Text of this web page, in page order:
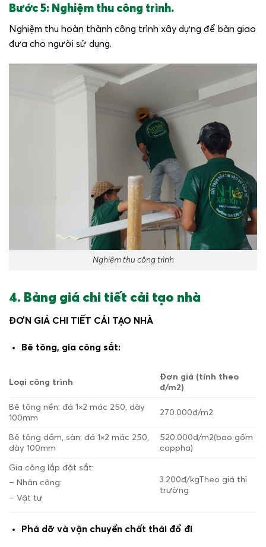
Bước 5: Nghiệm thu công trình.
Nghiệm thu hoàn thành công trình xây dựng để bàn giao
đưa cho người sử dụng.
Nghiệm thu công trình
4. Bảng giá chi tiết cải tạo nhà
ĐƠN GIÁ CHI TIẾT CẢI TẠO NHÀ
Bê tông, gia công sắt:
Loại công trình
Đơn giá (tính theo
đ/m2)
Bê tông nền: đá 1×2 mác 250, dày
100mm
270.000đ/m2
Bê tông dầm, sàn: đá 1×2 mác 250,
dày 100mm
520.000đ/m2(bao gồm
coppha)
Gia công lắp đặt sắt:
– Nhân công:
– Vật tư
3.200đ/kg Theo giá thị
trường
Phá dỡ và vận chuyển chất thải đổ đi